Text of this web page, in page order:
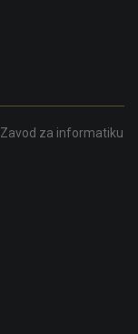
Zavod za informatiku